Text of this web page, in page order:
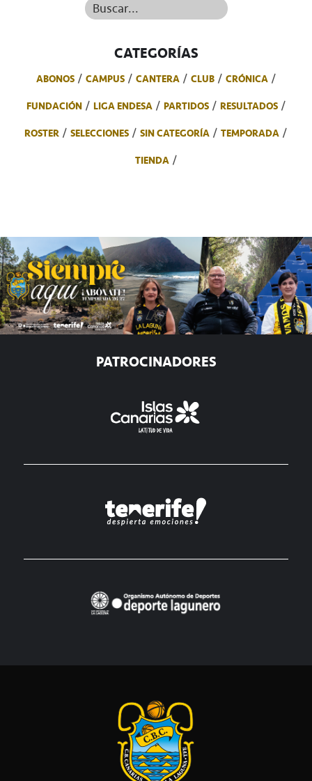
Buscar...
CATEGORÍAS
ABONOS CAMPUS CANTERA CLUB
CRÓNICA
FUNDACIÓN
LIGA ENDESA PARTIDOS
RESULTADOS
ROSTER
SELECCIONES SIN CATEGORÍA
TEMPORADA
TIENDA
PATROCINADORES